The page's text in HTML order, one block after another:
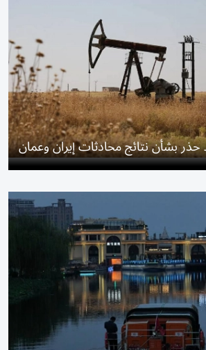
بشأن نتائج محادثات إيران وعمان